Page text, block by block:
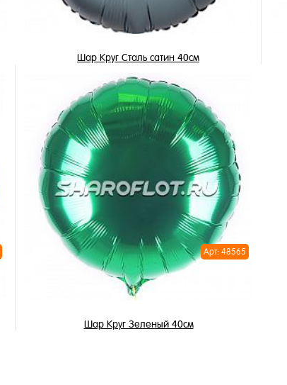
Шар Круг Сталь сатин 40см
355 ₽/ шт
В корзину
Купить в 1 клик
В избранное
В наличии
Арт: 48565
Шар Круг Зеленый 40см